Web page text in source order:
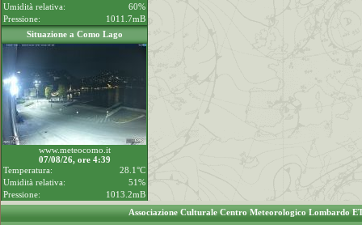
Umidità relativa:
60%
Pressione:
1011.7mB
Situazione a Como Lago
www.meteocomo.it
07/08/26, ore 4:39
Temperatura:
28.1°C
Umidità relativa:
51%
Pressione:
1013.2mB
Associazione Culturale Centro Meteorologico Lombardo